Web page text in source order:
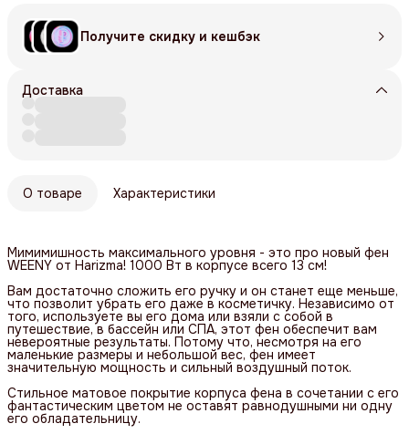
Получите скидку и кешбэк
Доставка
О товаре Характеристики
Мимимишность максимального уровня - это про новый фен
WEENY от Harizma! 1000 Вт в корпусе всего 13 см!
Вам достаточно сложить его ручку и он станет еще меньше,
что позволит убрать его даже в косметичку. Независимо от
того, используете вы его дома или взяли с собой в
путешествие, в бассейн или СПА, этот фен обеспечит вам
невероятные результаты. Потому что, несмотря на его
маленькие размеры и небольшой вес, фен имеет
значительную мощность и сильный воздушный поток.
Стильное матовое покрытие корпуса фена в сочетании с его
фантастическим цветом не оставят равнодушными ни одну
его обладательницу.